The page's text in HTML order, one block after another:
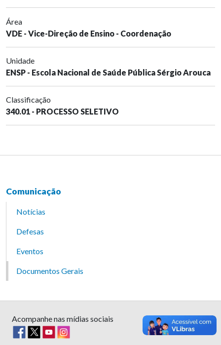
Área
VDE - Vice-Direção de Ensino - Coordenação
Unidade
ENSP - Escola Nacional de Saúde Pública Sérgio Arouca
Classificação
340.01 - PROCESSO SELETIVO
Comunicação
Notícias
Defesas
Eventos
Documentos Gerais
Acompanhe nas mídias sociais